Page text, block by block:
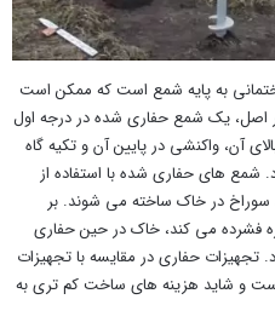
به پایه شمع است که ممکن است
اصل، یک شمع حفاری شده در درجه اول
آن، واکنشی در پایین آن و تکیه گاه
شمع های حفاری شده با استفاده از
سوراخ در خاک ساخته می شوند. بر
فشرده می کند، خاک در حین حفاری
حفاری در مقایسه با تجهیزات
و شاید هزینه‌ های ساخت کم تری به